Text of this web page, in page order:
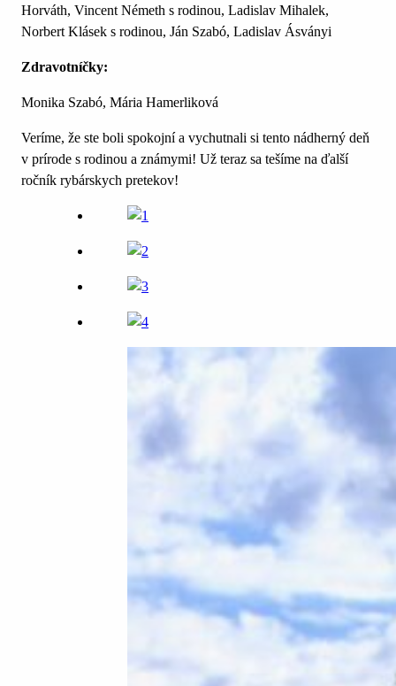
Horváth, Vincent Németh s rodinou, Ladislav Mihalek,
Norbert Klásek s rodinou, Ján Szabó, Ladislav Ásványi
Zdravotníčky:
Monika Szabó, Mária Hamerliková
Veríme, že ste boli spokojní a vychutnali si tento nádherný deň
v prírode s rodinou a známymi! Už teraz sa tešíme na ďalší
ročník rybárskych pretekov!